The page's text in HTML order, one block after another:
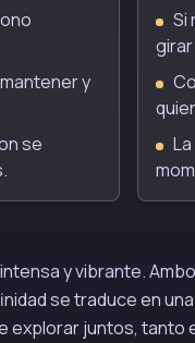
y
se
Si
y vibrante.
se traduce en
juntos, tanto